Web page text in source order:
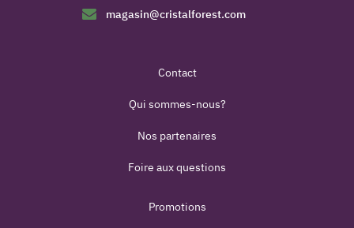
magasin@cristalforest.com
Contact
Qui sommes-nous?
Nos partenaires
Foire aux questions
Promotions